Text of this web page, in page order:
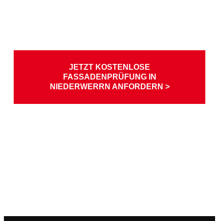
JETZT KOSTENLOSE
FASSADENPRÜFUNG IN
NIEDERWERRN ANFORDERN >